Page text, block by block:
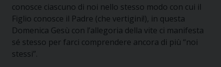
conosce ciascuno di noi nello stesso modo con cui il
Figlio conosce il Padre (che vertigini!), in questa
Domenica Gesù con l’allegoria della vite ci manifesta
sé stesso per farci comprendere ancora di più “noi
stessi”.